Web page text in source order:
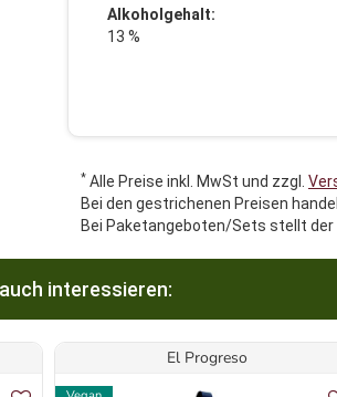
Alkoholgehalt:
13 %
* Alle Preise inkl. MwSt und zzgl.
Bei den gestrichenen Preisen
Bei Paketangeboten/Sets stellt
interessieren:
El Progreso